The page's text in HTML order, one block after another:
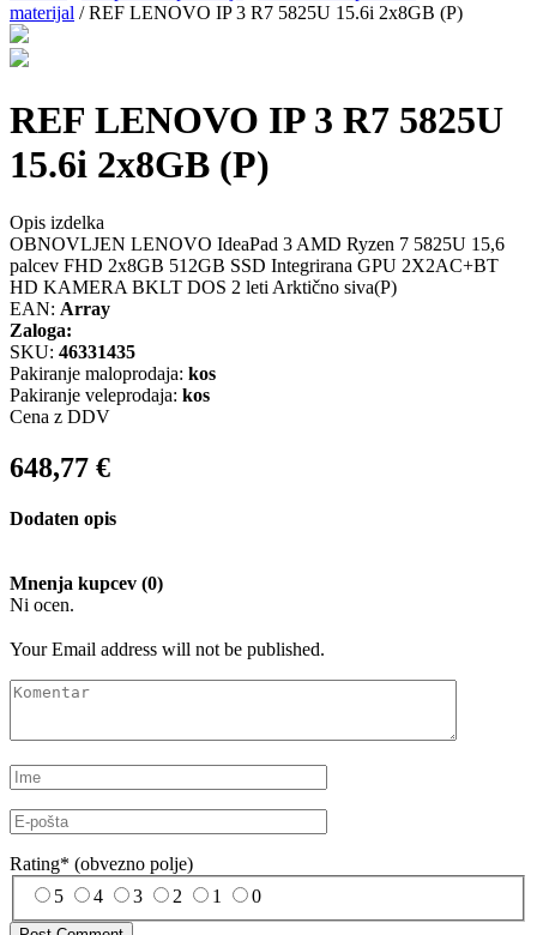
materijal /REF LENOVO IP 3 R7 5825U 15.6i 2x8GB (P)
REF LENOVO IP 3 R7 5825U
15.6i 2x8GB (P)
Opis izdelka
OBNOVLJEN LENOVO IdeaPad 3 AMD Ryzen 7 5825U 15,6
palcev FHD 2x8GB 512GB SSD Integrirana GPU 2X2AC+BT
HD KAMERA BKLT DOS 2 leti Arktično siva(P)
EAN: Array
Zaloga:
SKU: 46331435
Pakiranje maloprodaja: kos
Pakiranje veleprodaja: kos
Cena z DDV
648,77 €
Dodaten opis
Mnenja kupcev (0)
Ni ocen.
Your Email address will not be published.
Rating* (obvezno polje)
5
4 3 2 1 0